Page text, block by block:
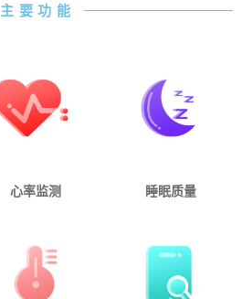
主要功能
心率监测 睡眠质量